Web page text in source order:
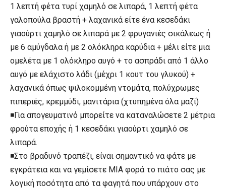
1 λεπτή φέτα τυρί χαμηλό σε λιπαρά, 1 λεπτή φέτα
γαλοπούλα βραστή + λαχανικά είτε ένα κεσεδάκι
γιαούρτι χαμηλό σε λιπαρά με 2 φρυγανιές σικάλεως ή
με 6 αμύγδαλα ή με 2 ολόκληρα καρύδια + μέλι είτε μια
ομελέτα με 1 ολόκληρο αυγό + το ασπράδι από 1 άλλο
αυγό με ελάχιστο λάδι (μέχρι 1 κουτ του γλυκού) +
λαχανικά όπως ψιλοκομμένη ντομάτα, πολύχρωμες
πιπεριές, κρεμμύδι, μανιτάρια (χτυπημένα όλα μαζί)
◾Για απογευματινό μπορείτε να καταναλώσετε 2 μέτρια
φρούτα εποχής ή 1 κεσεδάκι γιαούρτι χαμηλό σε
λιπαρά.
◾Στο βραδυνό τραπέζι, είναι σημαντικό να φάτε με
εγκράτεια και να γεμίσετε ΜΙΑ φορά το πιάτο σας με
λογική ποσότητα από τα φαγητά που υπάρχουν στο